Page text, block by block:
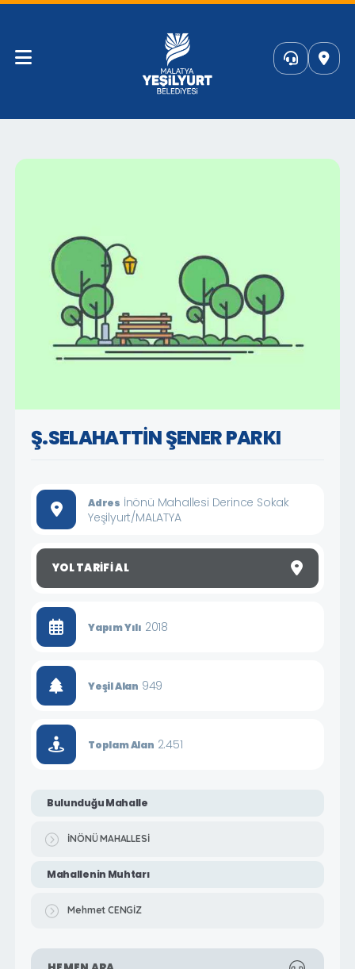
Ş.SELAHATTİN ŞENER PARKI
Adres İnönü Mahallesi Derince Sokak
Yeşilyurt/MALATYA
YOL TARIFI AL
Yapım Yılı 2018
Yeşil Alan 949
Toplam Alan 2.451
Bulunduğu Mahalle
İNÖNÜ MAHALLESİ
Mahallenin Muhtarı
Mehmet CENGİZ